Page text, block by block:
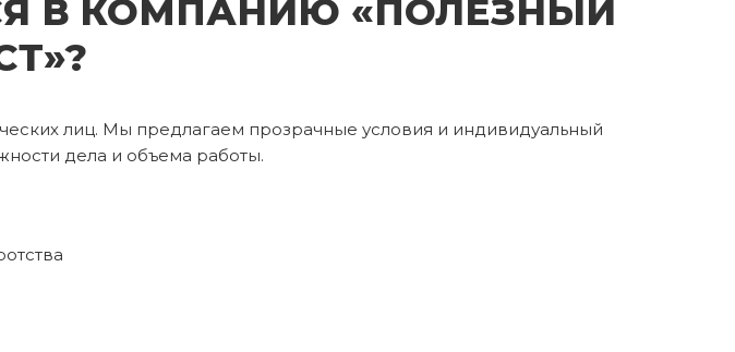
В КОМПАНИЮ «ПОЛЕЗНЫЙ
лиц. Мы предлагаем прозрачные условия и индивидуальный
дела и объема работы.